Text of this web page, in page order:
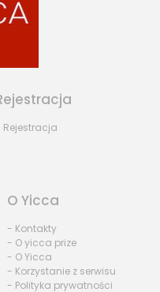
Rejestracja
O Yicca
- Kontakty
- O yicca prize
- O Yicca
- Korzystanie z serwisu
- Polityka prywatności